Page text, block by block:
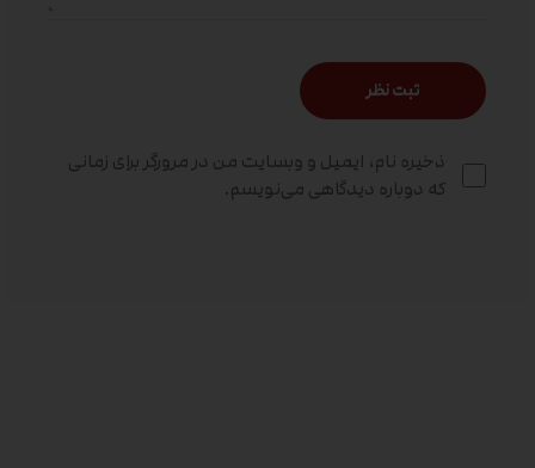
ذخیره نام، ایمیل و وبسایت من در مرورگر برای زمانی
که دوباره دیدگاهی می‌نویسم.